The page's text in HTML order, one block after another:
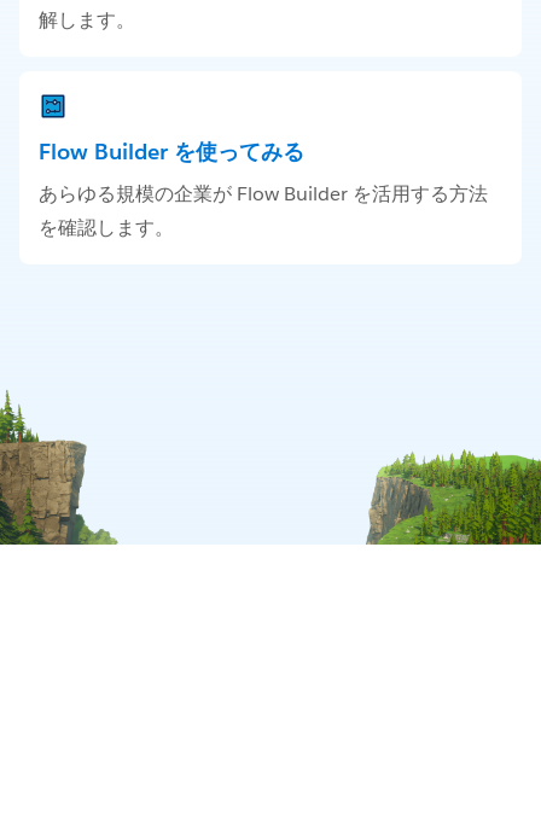
解します。
Flow Builder を使ってみる
あらゆる規模の企業が Flow Builder を活用する方法
を確認します。